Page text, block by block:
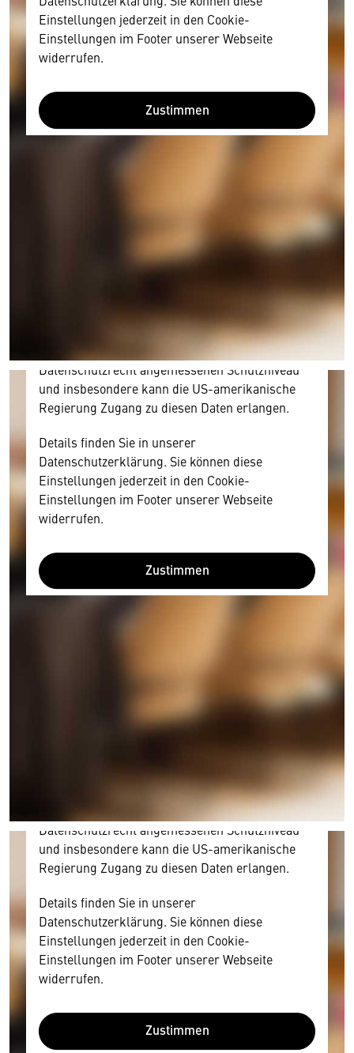
Einstellungen jederzeit in den Cookie-
Einstellungen im Footer unserer Webseite
widerrufen.
Zustimmen
Wir benötigen Ihre Zustimmung
Hier würden wir Ihnen gerne einen externen
Inhalt anzeigen. Dafür benötigen wir allerdings
Ihre Zustimmung, da Ihr Browser
personenbezogene technische Daten zu Geräten
und Nutzerverhalten mitunter mit US-
amerikanischen Anbietern austauscht.
Diese Daten unterliegen keinem dem EU-
Datenschutzrecht angemessenen Schutzniveau
und insbesondere kann die US-amerikanische
Regierung Zugang zu diesen Daten erlangen.
Details finden Sie in unserer
Datenschutzerklärung. Sie können diese
Einstellungen jederzeit in den Cookie-
Einstellungen im Footer unserer Webseite
widerrufen.
Zustimmen
Wir benötigen Ihre Zustimmung
Hier würden wir Ihnen gerne einen externen
Inhalt anzeigen. Dafür benötigen wir allerdings
Ihre Zustimmung, da Ihr Browser
personenbezogene technische Daten zu Geräten
und Nutzerverhalten mitunter mit US-
amerikanischen Anbietern austauscht.
Diese Daten unterliegen keinem dem EU-
Datenschutzrecht angemessenen Schutzniveau
und insbesondere kann die US-amerikanische
Regierung Zugang zu diesen Daten erlangen.
Details finden Sie in unserer
Datenschutzerklärung. Sie können diese
Einstellungen jederzeit in den Cookie-
Einstellungen im Footer unserer Webseite
widerrufen.
Zustimmen